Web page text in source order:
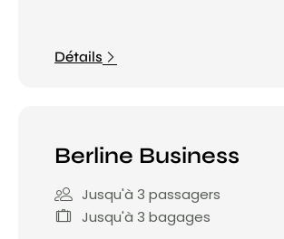
Détails
Berline Business
Jusqu'à 3 passagers
Jusqu'à 3 bagages